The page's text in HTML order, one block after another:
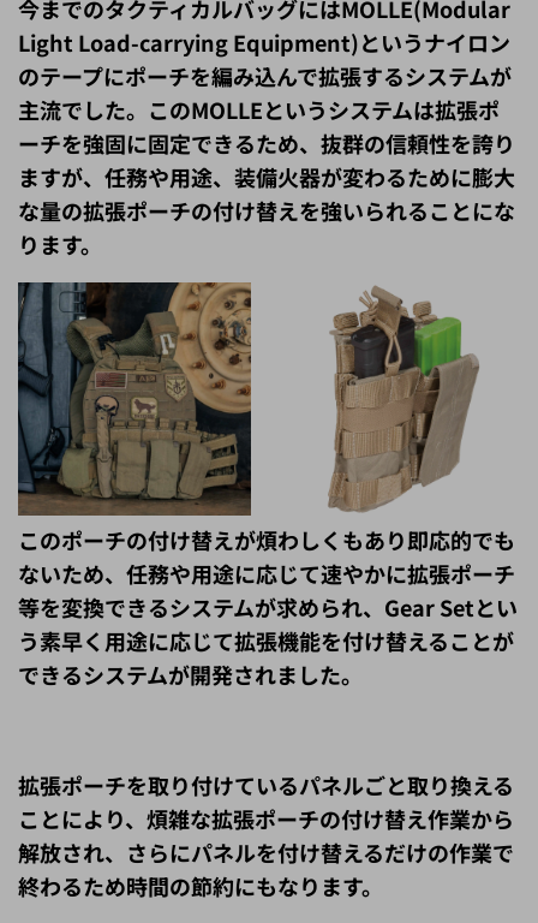
Light Load-carrying Equipment)というナイロン
のテープにポーチを編み込んで拡張するシステムが
主流でした。このMOLLEというシステムは拡張ポ
ーチを強固に固定できるため、抜群の信頼性を誇り
ますが、任務や用途、装備火器が変わるために膨大
な量の拡張ポーチの付け替えを強いられることにな
ります。
このポーチの付け替えが煩わしくもあり即応的でも
ないため、任務や用途に応じて速やかに拡張ポーチ
等を変換できるシステムが求められ、Gear Setとい
う素早く用途に応じて拡張機能を付け替えることが
できるシステムが開発されました。
ことにより、煩雑な拡張ポーチの付け替え作業から
解放され、さらにパネルを付け替えるだけの作業で
終わるため時間の節約にもなります。